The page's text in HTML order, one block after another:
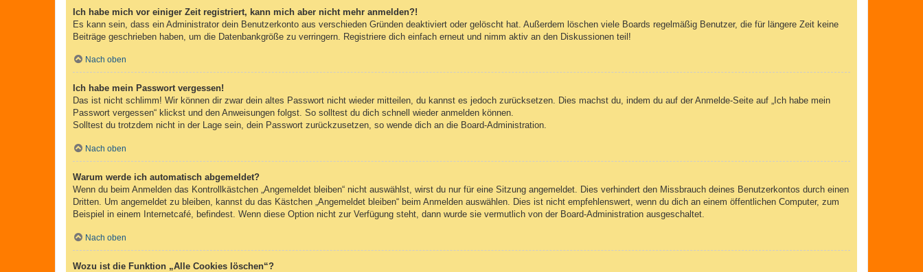
Ich habe mich vor einiger Zeit registriert, kann mich aber nicht mehr anmelden?!
Es kann sein, dass ein Administrator dein Benutzerkonto aus verschieden Gründen deaktiviert oder gelöscht hat. Außerdem löschen viele Boards regelmäßig Benutzer, die für längere Zeit keine
Beiträge geschrieben haben, um die Datenbankgröße zu verringern. Registriere dich einfach erneut und nimm aktiv an den Diskussionen teil!
Nach oben
Ich habe mein Passwort vergessen!
Das ist nicht schlimm! Wir können dir zwar dein altes Passwort nicht wieder mitteilen, du kannst es jedoch zurücksetzen. Dies machst du, indem du auf der Anmelde-Seite auf „Ich habe mein
Passwort vergessen“ klickst und den Anweisungen folgst. So solltest du dich schnell wieder anmelden können.
Solltest du trotzdem nicht in der Lage sein, dein Passwort zurückzusetzen, so wende dich an die Board-Administration.
Nach oben
Warum werde ich automatisch abgemeldet?
Wenn du beim Anmelden das Kontrollkästchen „Angemeldet bleiben“ nicht auswählst, wirst du nur für eine Sitzung angemeldet. Dies verhindert den Missbrauch deines Benutzerkontos durch einen
Dritten. Um angemeldet zu bleiben, kannst du das Kästchen „Angemeldet bleiben“ beim Anmelden auswählen. Dies ist nicht empfehlenswert, wenn du dich an einem öffentlichen Computer, zum
Beispiel in einem Internetcafé, befindest. Wenn diese Option nicht zur Verfügung steht, dann wurde sie vermutlich von der Board-Administration ausgeschaltet.
Nach oben
Wozu ist die Funktion „Alle Cookies löschen“?